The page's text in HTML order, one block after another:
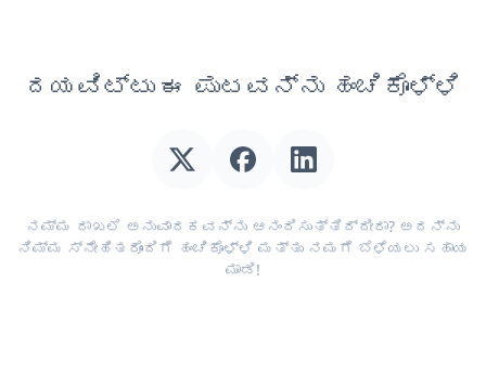
ದಯವಿಟ್ಟು ಈ ಪುಟವನ್ನು ಹಂಚಿಕೊಳ್ಳಿ
ನಮ್ಮ ದಾಖಲೆ ಅನುವಾದಕವನ್ನು ಆನಂದಿಸುತ್ತಿದ್ದೀರಾ? ಅದನ್ನು
ನಿಮ್ಮ ಸ್ನೇಹಿತರೊಂದಿಗೆ ಹಂಚಿಕೊಳ್ಳಿ ಮತ್ತು ನಮಗೆ ಬೆಳೆಯಲು ಸಹಾಯ
ಮಾಡಿ!